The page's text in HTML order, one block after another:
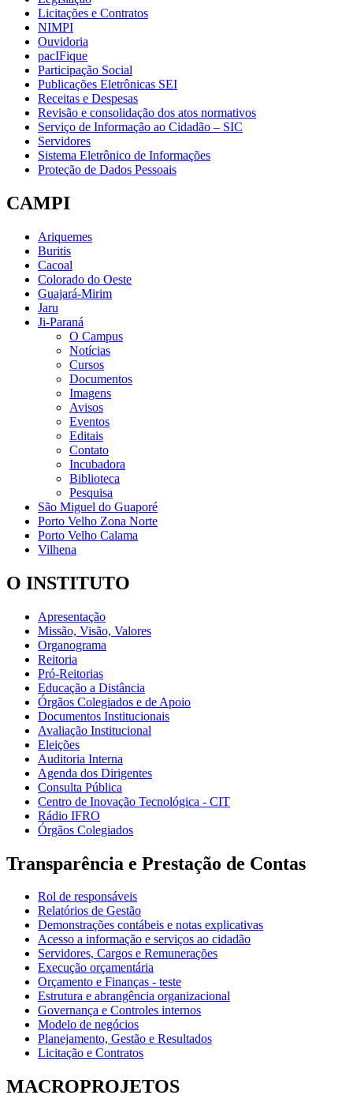
Licitações e Contratos
NIMPI
Ouvidoria
pacIFique
Participação Social
Publicações Eletrônicas SEI
Receitas e Despesas
Revisão e consolidação dos atos normativos
Serviço de Informação ao Cidadão – SIC
Servidores
Sistema Eletrônico de Informações
Proteção de Dados Pessoais
CAMPI
Ariquemes
Buritis
Cacoal
Colorado do Oeste
Guajará-Mirim
Jaru
Ji-Paraná
O Campus
Notícias
Cursos
Documentos
Imagens
Avisos
Eventos
Editais
Contato
Incubadora
Biblioteca
Pesquisa
São Miguel do Guaporé
Porto Velho Zona Norte
Porto Velho Calama
Vilhena
O INSTITUTO
Apresentação
Missão, Visão, Valores
Organograma
Reitoria
Pró-Reitorias
Educação a Distância
Órgãos Colegiados e de Apoio
Documentos Institucionais
Avaliação Institucional
Eleições
Auditoria Interna
Agenda dos Dirigentes
Consulta Pública
Centro de Inovação Tecnológica - CIT
Rádio IFRO
Órgãos Colegiados
Transparência e Prestação de Contas
Rol de responsáveis
Relatórios de Gestão
Demonstrações contábeis e notas explicativas
Acesso a informação e serviços ao cidadão
Servidores, Cargos e Remunerações
Execução orçamentária
Orçamento e Finanças - teste
Estrutura e abrangência organizacional
Governança e Controles internos
Modelo de negócios
Planejamento, Gestão e Resultados
Licitação e Contratos
MACROPROJETOS